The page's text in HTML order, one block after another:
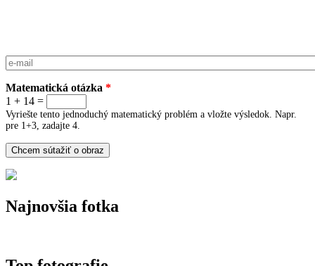
E-mail
Matematická otázka *
1 + 14 =
Vyriešte tento jednoduchý matematický problém a vložte výsledok. Napr.
pre 1+3, zadajte 4.
Najnovšia fotka